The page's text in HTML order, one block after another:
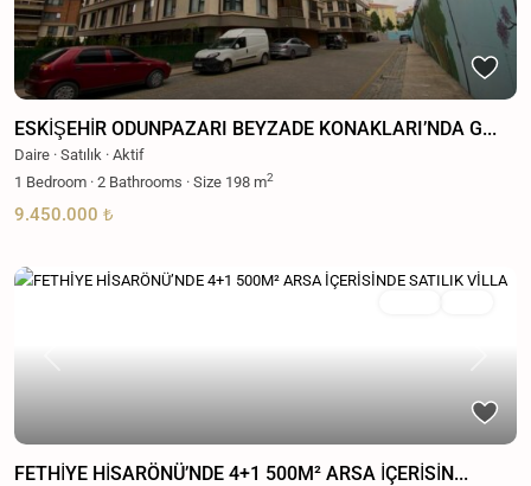
ESKİŞEHİR ODUNPAZARI BEYZADE KONAKLARI’NDA G...
Daire · Satılık · Aktif
1 Bedroom · 2 Bathrooms · Size 198 m2
9.450.000 ₺
Previous Next
FETHİYE HİSARÖNÜ’NDE 4+1 500M² ARSA İÇERİSİN...